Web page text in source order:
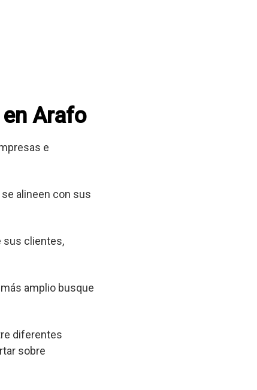
Arafo
e
alineen con sus
sus clientes,
amplio busque
diferentes
sobre